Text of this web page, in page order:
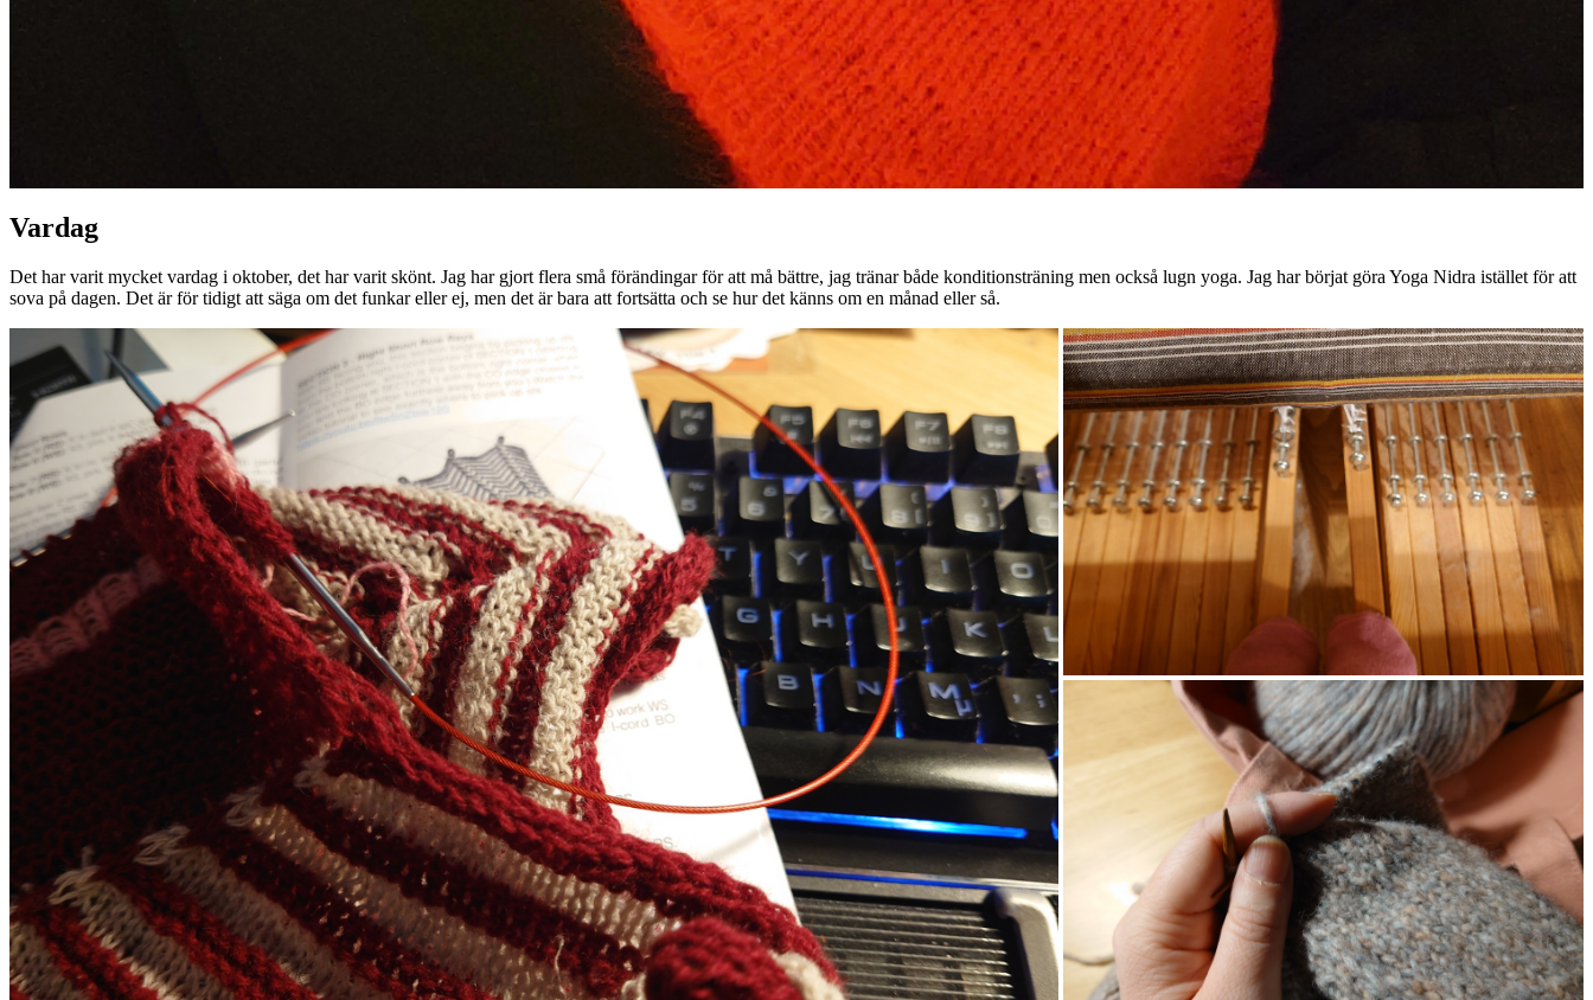
Vardag
Det har varit mycket vardag i oktober, det har varit skönt. Jag har gjort flera små förändingar för att må bättre, jag tränar både konditionsträning men också lugn yoga. Jag har börjat göra Yoga Nidra istället för att
sova på dagen. Det är för tidigt att säga om det funkar eller ej, men det är bara att fortsätta och se hur det känns om en månad eller så.